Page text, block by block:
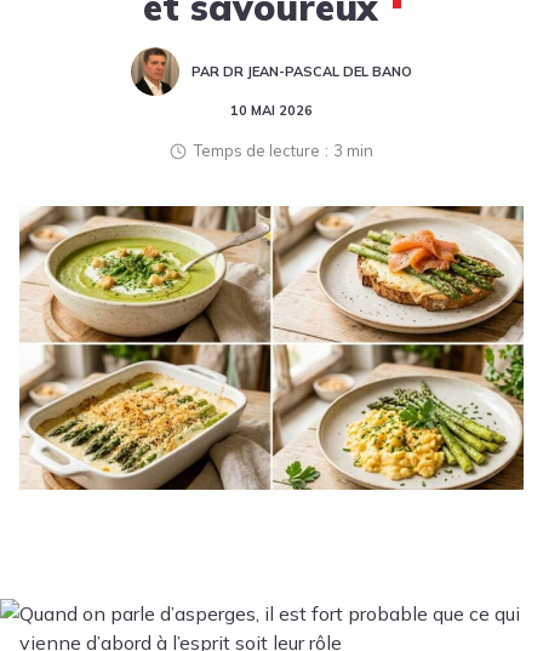
PAR DR JEAN-PASCAL DEL BANO
10 MAI 2026
Temps de lecture 3 min
Quand on parle d’asperges, il est fort probable que ce qui
vienne d’abord à l’esprit soit leur rôle